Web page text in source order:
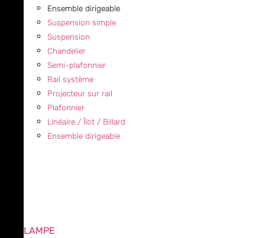
Ensemble dirigeable
Suspension simple
Suspension
Chandelier
Semi-plafonnier
Rail système
Projecteur sur rail
Plafonnier
Linéaire / Îlot / Billard
Ensemble dirigeable
LAMPE